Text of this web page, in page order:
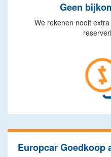
Geen
We rekenen nooit
Europcar Goedkoop